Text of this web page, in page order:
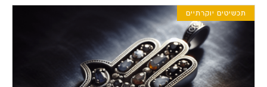
תכשיטים יוקרתיים